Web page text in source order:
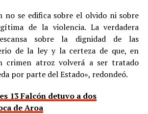
no se edifica sobre el olvido ni sobre
de la violencia. La verdadera
sobre la dignidad de las
de la ley y la certeza de que, en
crimen atroz volverá a ser tratado
por parte del Estado», redondeó.
13 Falcón detuvo a dos
de Aroa